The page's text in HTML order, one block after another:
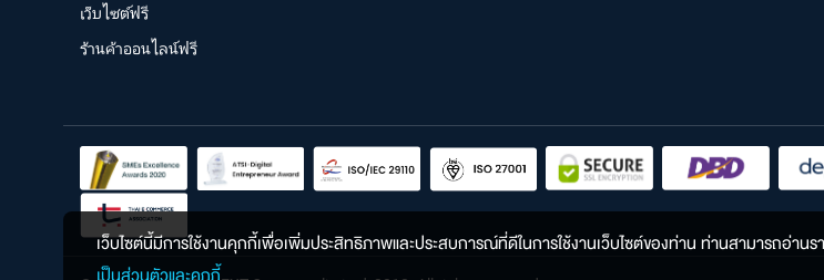
เว็บไซต์ฟรี
ร้านค้าออนไลน์ฟรี
เว็บไซต์นี้มีการใช้งานคุกกี้เพื่อเพิ่มประสิทธิภาพและประสบการณ์ที่ดีในการใช้งานเว็บไซต์ของท่าน ท่านสามารถอ่านร